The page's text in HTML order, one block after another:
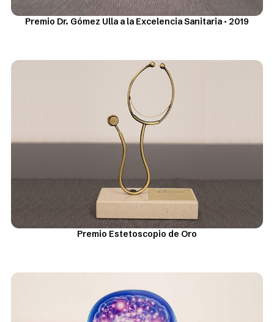
Premio Dr. Gómez Ulla a la Excelencia Sanitaria · 2019
Premio Estetoscopio de Oro